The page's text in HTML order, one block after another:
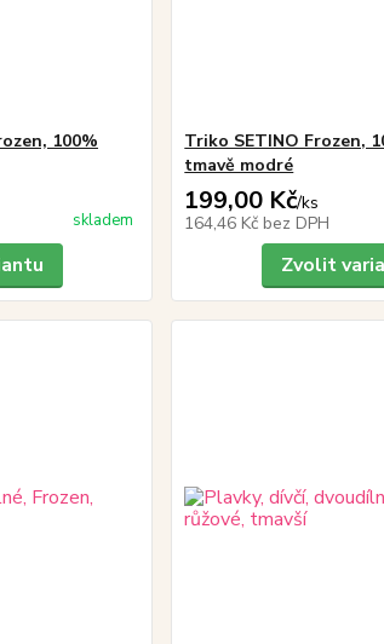
100%
skladem
Triko SETINO Frozen,
tmavě modré
199,00 Kč/ks
164,46 Kč bez DPH
Zvolit